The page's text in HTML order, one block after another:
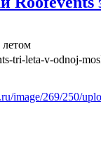
tri-leta-v-odnoj-
image/269/250/